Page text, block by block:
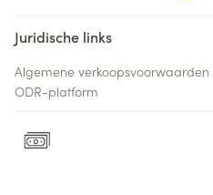
Juridische links
Algemene verkoopsvoorwaarden
ODR-platform